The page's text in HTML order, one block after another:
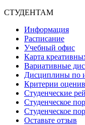
СТУДЕНТАМ
Информация
Расписание
Учебный офис
Карта
Вариативные
Дисциплины по
Критерии
Студенческие
Студенческое
Студенческое
Оставьте отзыв